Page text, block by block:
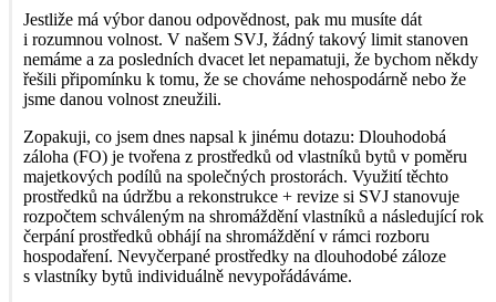
Jestliže má výbor danou odpovědnost, pak mu musíte dát
i rozumnou volnost. V našem SVJ, žádný takový limit stanoven
nemáme a za posledních dvacet let nepamatuji, že bychom někdy
řešili připomínku k tomu, že se chováme nehospodárně nebo že
jsme danou volnost zneužili.
Zopakuji, co jsem dnes napsal k jinému dotazu: Dlouhodobá
záloha (FO) je tvořena z prostředků od vlastníků bytů v poměru
majetkových podílů na společných prostorách. Využití těchto
prostředků na údržbu a rekonstrukce + revize si SVJ stanovuje
rozpočtem schváleným na shromáždění vlastníků a následující rok
čerpání prostředků obhájí na shromáždění v rámci rozboru
hospodaření. Nevyčerpané prostředky na dlouhodobé záloze
s vlastníky bytů individuálně nevypořádáváme.